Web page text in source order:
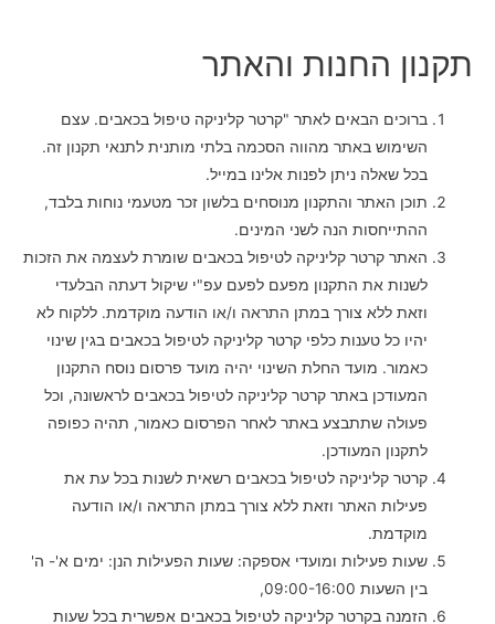
תקנון החנות והאתר
ברוכים הבאים לאתר "קרטר קליניקה טיפול בכאבים. עצם
השימוש באתר מהווה הסכמה בלתי מותנית לתנאי תקנון זה.
בכל שאלה ניתן לפנות אלינו במייל.
תוכן האתר והתקנון מנוסחים בלשון זכר מטעמי נוחות בלבד,
ההתייחסות הנה לשני המינים.
האתר קרטר קליניקה לטיפול בכאבים שומרת לעצמה את הזכות
לשנות את התקנון מפעם לפעם עפ"י שיקול דעתה הבלעדי
וזאת ללא צורך במתן התראה ו/או הודעה מוקדמת. ללקוח לא
יהיו כל טענות כלפי קרטר קליניקה לטיפול בכאבים בגין שינוי
כאמור. מועד החלת השינוי יהיה מועד פרסום נוסח התקנון
המעודכן באתר קרטר קליניקה לטיפול בכאבים לראשונה, וכל
פעולה שתתבצע באתר לאחר הפרסום כאמור, תהיה כפופה
לתקנון המעודכן.
קרטר קליניקה לטיפול בכאבים רשאית לשנות בכל עת את
פעילות האתר וזאת ללא צורך במתן התראה ו/או הודעה
מוקדמת.
שעות פעילות ומועדי אספקה: שעות הפעילות הנן: ימים א'- ה'
בין השעות 09:00-16:00,
הזמנה בקרטר קליניקה לטיפול בכאבים אפשרית בכל שעות